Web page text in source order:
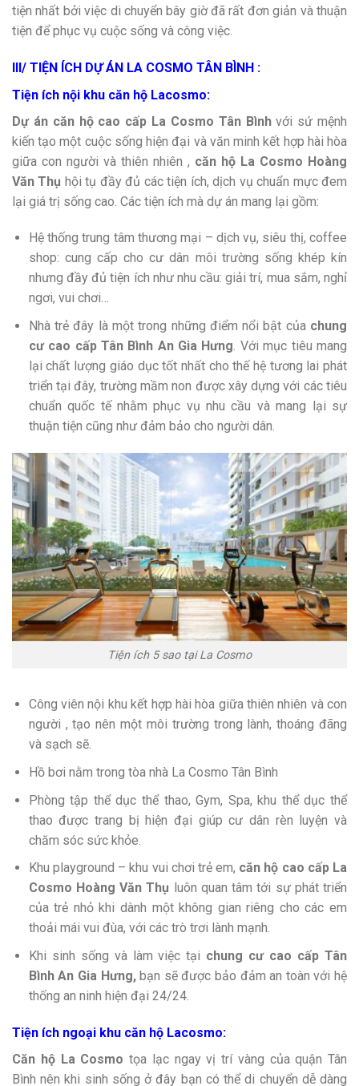
tiện nhất bởi việc di chuyển bây giờ đã rất đơn giản và thuận
tiện để phục vụ cuộc sống và công việc.
III/ TIỆN ÍCH DỰ ÁN LA COSMO TÂN BÌNH :
Tiện ích nội khu căn hộ Lacosmo:
Dự án căn hộ cao cấp La Cosmo Tân Bìnhvới sứ mệnh
kiến tạo một cuộc sống hiện đại và văn minh kết hợp hài hòa
giữa con người và thiên nhiên , căn hộ La Cosmo Hoàng
Văn Thụ hội tụ đầy đủ các tiện ích, dịch vụ chuẩn mực đem
lại giá trị sống cao. Các tiện ích mà dự án mang lại gồm:
Hệ thống trung tâm thương mại – dịch vụ, siêu thị, coffee
shop: cung cấp cho cư dân môi trường sống khép kín
nhưng đầy đủ tiện ích như nhu cầu: giải trí, mua sắm, nghỉ
ngơi, vui chơi…
Nhà trẻ đây là một trong những điểm nổi bật của chung
cư cao cấp Tân Bình An Gia Hưng. Với mục tiêu mang
lại chất lượng giáo dục tốt nhất cho thế hệ tương lai phát
triển tại đây, trường mầm non được xây dựng với các tiêu
chuẩn quốc tế nhằm phục vụ nhu cầu và mang lại sự
thuận tiện cũng như đảm bảo cho người dân.
Tiện ích 5 sao tại La Cosmo
Công viên nội khu kết hợp hài hòa giữa thiên nhiên và con
người , tạo nên một môi trường trong lành, thoáng đãng
và sạch sẽ.
Hồ bơi nằm trong tòa nhà La Cosmo Tân Bình
Phòng tập thể dục thể thao, Gym, Spa, khu thể dục thể
thao được trang bị hiện đại giúp cư dân rèn luyện và
chăm sóc sức khỏe.
Khu playground – khu vui chơi trẻ em, căn hộ cao cấp La
Cosmo Hoàng Văn Thụ luôn quan tâm tới sự phát triển
của trẻ nhỏ khi dành một không gian riêng cho các em
thoải mái vui đùa, với các trò trơi lành mạnh.
Khi sinh sống và làm việc tại chung cư cao cấp Tân
Bình An Gia Hưng,bạn sẽ được bảo đảm an toàn với hệ
thống an ninh hiện đại 24/24.
Tiện ích ngoại khu căn hộ Lacosmo:
Căn hộ La Cosmo tọa lạc ngay vị trí vàng của quận Tân
Bình nên khi sinh sống ở đây bạn có thể di chuyển dễ dàng